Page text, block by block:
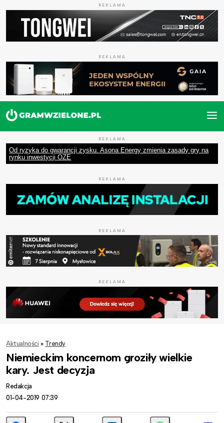
REKLAMA
REKLAMA
REKLAMA
Od ryzyka do gwarancji zysku. Asona Energy zmienia zasady gry na
rynku inwestycji OZE
REKLAMA
REKLAMA
REKLAMA
Aktualności » Trendy
Niemieckim koncernom groziły wielkie
kary. Jest decyzja
Redakcja
01-04-2019 07:39